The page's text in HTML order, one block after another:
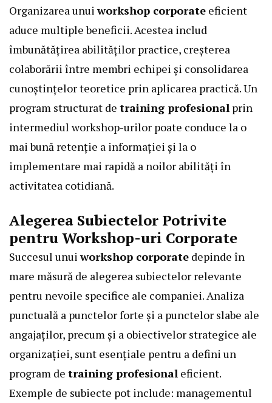
Organizarea unuiworkshop corporate eficient
aduce multiple beneficii. Acestea includ
îmbunătățirea abilităților practice, creșterea
colaborării între membri echipei și consolidarea
cunoștințelor teoretice prin aplicarea practică. Un
program structurat de training profesional prin
intermediul workshop-urilor poate conduce la o
mai bună retenție a informației și la o
implementare mai rapidă a noilor abilități în
activitatea cotidiană.
Alegerea Subiectelor Potrivite
pentru Workshop-uri Corporate
Succesul unuiworkshop corporate depinde în
mare măsură de alegerea subiectelor relevante
pentru nevoile specifice ale companiei. Analiza
punctuală a punctelor forte și a punctelor slabe ale
angajaților, precum și a obiectivelor strategice ale
organizației, sunt esențiale pentru a defini un
program de training profesional eficient.
Exemple de subiecte pot include: managementul